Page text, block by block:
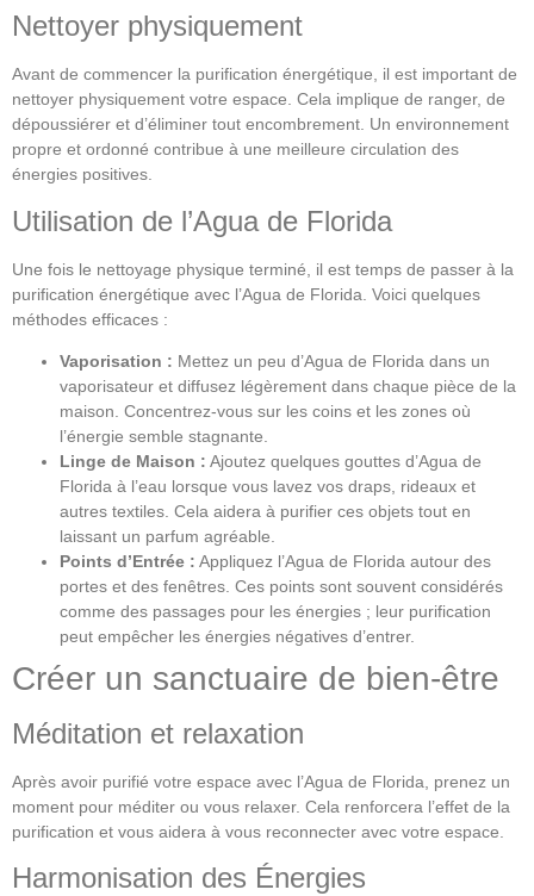
Nettoyer physiquement
Avant de commencer la purification énergétique, il est important de
nettoyer physiquement votre espace. Cela implique de ranger, de
dépoussiérer et d’éliminer tout encombrement. Un environnement
propre et ordonné contribue à une meilleure circulation des
énergies positives.
Utilisation de l’Agua de Florida
Une fois le nettoyage physique terminé, il est temps de passer à la
purification énergétique avec l’Agua de Florida. Voici quelques
méthodes efficaces :
Vaporisation : Mettez un peu d’Agua de Florida dans un
vaporisateur et diffusez légèrement dans chaque pièce de la
maison. Concentrez-vous sur les coins et les zones où
l’énergie semble stagnante.
Linge de Maison : Ajoutez quelques gouttes d’Agua de
Florida à l’eau lorsque vous lavez vos draps, rideaux et
autres textiles. Cela aidera à purifier ces objets tout en
laissant un parfum agréable.
Points d’Entrée : Appliquez l’Agua de Florida autour des
portes et des fenêtres. Ces points sont souvent considérés
comme des passages pour les énergies ; leur purification
peut empêcher les énergies négatives d’entrer.
Créer un sanctuaire de bien-être
Méditation et relaxation
Après avoir purifié votre espace avec l’Agua de Florida, prenez un
moment pour méditer ou vous relaxer. Cela renforcera l’effet de la
purification et vous aidera à vous reconnecter avec votre espace.
Harmonisation des Énergies